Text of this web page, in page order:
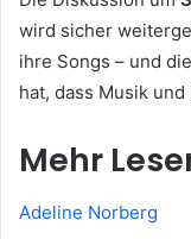
wird sicher
ihre Songs – und
hat, dass Musik
Mehr
Adeline Norberg